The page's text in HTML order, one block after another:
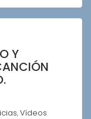
Y
,Vídeos